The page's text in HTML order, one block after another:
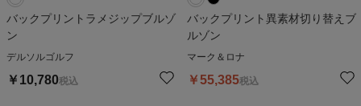
バックプリントラメジップブルゾ
ン
デルソルゴルフ
￥ 10,780税込
バックプリント異素材切り替えブ
ルゾン
マーク＆ロナ
￥55,385税込